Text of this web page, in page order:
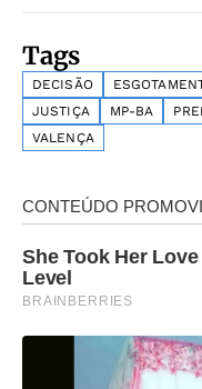
Tags
DECISÃO
JUSTIÇA
MP-BA
VALENÇA